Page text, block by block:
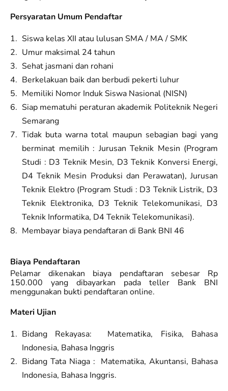
Persyaratan Umum Pendaftar
Siswa kelas XII atau lulusan SMA / MA / SMK
Umur maksimal 24 tahun
Sehat jasmani dan rohani
Berkelakuan baik dan berbudi pekerti luhur
Memiliki Nomor Induk Siswa Nasional (NISN)
Siap mematuhi peraturan akademik Politeknik Negeri
Semarang
Tidak buta warna total maupun sebagian bagi yang
berminat memilih : Jurusan Teknik Mesin (Program
Studi : D3 Teknik Mesin, D3 Teknik Konversi Energi,
D4 Teknik Mesin Produksi dan Perawatan), Jurusan
Teknik Elektro (Program Studi : D3 Teknik Listrik, D3
Teknik Elektronika, D3 Teknik Telekomunikasi, D3
Teknik Informatika, D4 Teknik Telekomunikasi).
Membayar biaya pendaftaran di Bank BNI 46
Biaya Pendaftaran
Pelamar dikenakan biaya pendaftaran sebesar Rp
150.000 yang dibayarkan pada teller Bank BNI
menggunakan bukti pendaftaran online.
Materi Ujian
Bidang Rekayasa: Matematika, Fisika, Bahasa
Indonesia, Bahasa Inggris
Bidang Tata Niaga : Matematika, Akuntansi, Bahasa
Indonesia, Bahasa Inggris.